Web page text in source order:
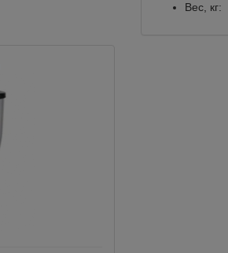
Вес, кг: